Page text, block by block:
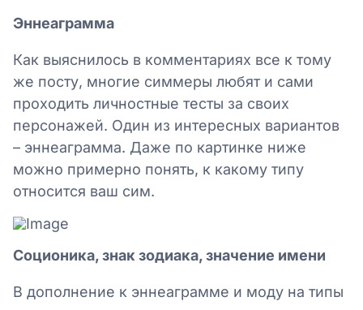
Эннеаграмма
Как выяснилось в комментариях все к тому
же посту, многие симмеры любят и сами
проходить личностные тесты за своих
персонажей. Один из интересных вариантов
– эннеаграмма. Даже по картинке ниже
можно примерно понять, к какому типу
относится ваш сим.
Соционика, знак зодиака, значение имени
В дополнение к эннеаграмме и моду на типы